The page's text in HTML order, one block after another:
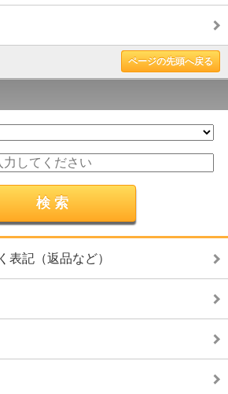
ページの先頭へ戻る
表記（返品など）